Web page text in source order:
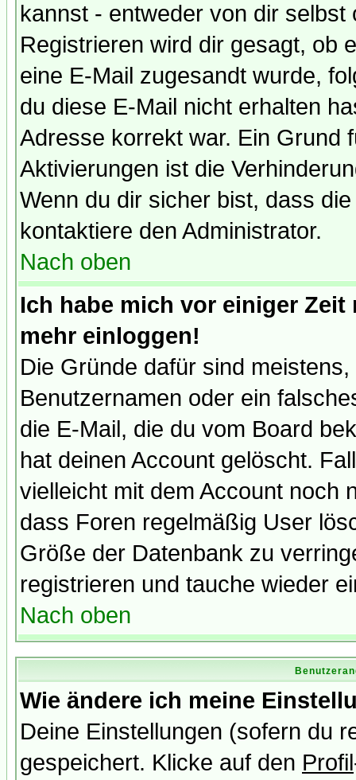
kannst - entweder von dir selbst
Registrieren wird dir gesagt, ob
eine E-Mail zugesandt wurde,
du diese E-Mail nicht erhalten
Adresse korrekt war. Ein Grund
Aktivierungen ist die
Wenn du dir sicher bist, dass
kontaktiere den Administrator.
Nach oben
Ich habe mich vor einiger
mehr einloggen!
Die Gründe dafür sind
Benutzernamen oder ein
die E-Mail, die du vom Board
hat deinen Account gelöscht.
vielleicht mit dem Account noch
dass Foren regelmäßig User
Größe der Datenbank zu
registrieren und tauche wieder
Nach oben
Wie ändere ich meine
Deine Einstellungen (sofern du
gespeichert. Klicke auf den Profil